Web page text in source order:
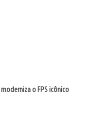
o FPS icônico